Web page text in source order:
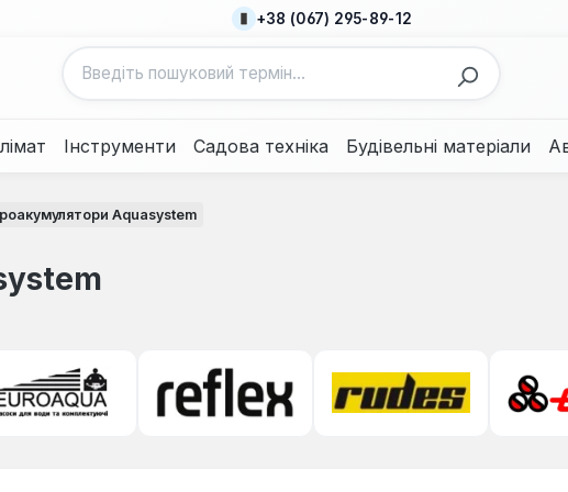
+38 (067) 295-89-12
Інструменти Садова техніка Будівельні матеріали
Aquasystem